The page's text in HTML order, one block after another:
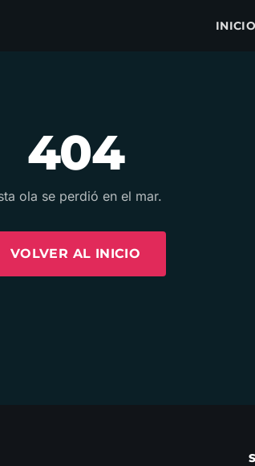
404
ola se perdió en el mar.
VOLVER AL INICIO